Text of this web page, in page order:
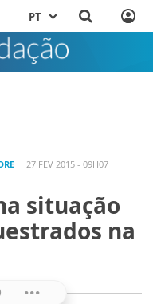
PT
27 FEV 2015 - 09H07
situação
na